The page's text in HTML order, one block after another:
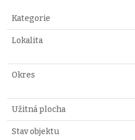
Kategorie
Lokalita
Okres
Užitná plocha
Stav objektu